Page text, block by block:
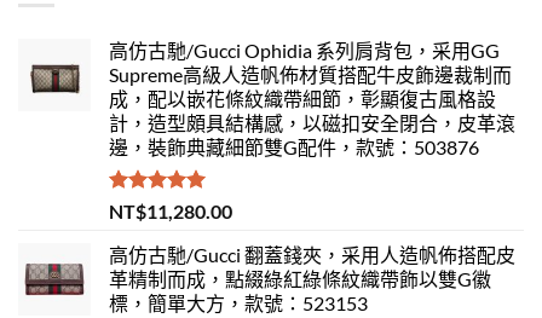
高仿古馳/Gucci Ophidia 系列肩背包，采用GG
Supreme高級人造帆佈材質搭配牛皮飾邊裁制而
成，配以嵌花條紋織帶細節，彰顯復古風格設
計，造型頗具結構感，以磁扣安全閉合，皮革滾
邊，裝飾典藏細節雙G配件，款號：503876
評分5.00
滿分 5
NT$11,280.00
高仿古馳/Gucci 翻蓋錢夾，采用人造帆佈搭配皮
革精制而成，點綴綠紅綠條紋織帶飾以雙G徽
標，簡單大方，款號：523153